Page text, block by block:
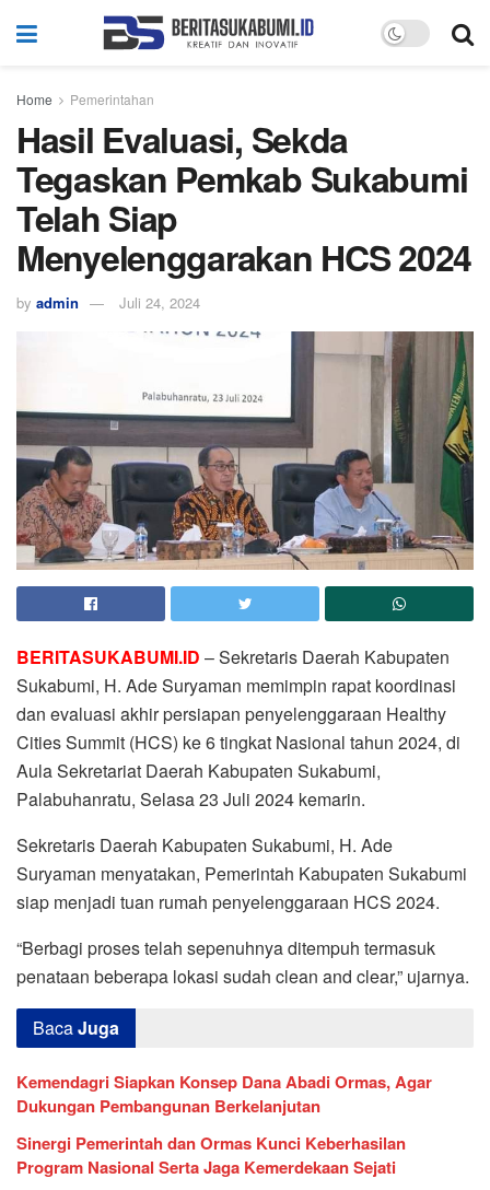
Home Pemerintahan
Hasil Evaluasi, Sekda
Tegaskan Pemkab Sukabumi
Telah Siap
Menyelenggarakan HCS 2024
by admin Juli 24, 2024
BERITASUKABUMI.ID – Sekretaris Daerah Kabupaten
Sukabumi, H. Ade Suryaman memimpin rapat koordinasi
dan evaluasi akhir persiapan penyelenggaraan Healthy
Cities Summit (HCS) ke 6 tingkat Nasional tahun 2024, di
Aula Sekretariat Daerah Kabupaten Sukabumi,
Palabuhanratu, Selasa 23 Juli 2024 kemarin.
Sekretaris Daerah Kabupaten Sukabumi, H. Ade
Suryaman menyatakan, Pemerintah Kabupaten Sukabumi
siap menjadi tuan rumah penyelenggaraan HCS 2024.
“Berbagi proses telah sepenuhnya ditempuh termasuk
penataan beberapa lokasi sudah clean and clear,” ujarnya.
BacaJuga
Kemendagri Siapkan Konsep Dana Abadi Ormas, Agar
Dukungan Pembangunan Berkelanjutan
Sinergi Pemerintah dan Ormas Kunci Keberhasilan
Program Nasional Serta Jaga Kemerdekaan Sejati